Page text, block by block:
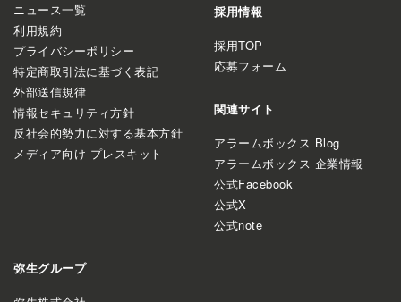
ニュース一覧
利用規約
プライバシーポリシー
特定商取引法に基づく表記
外部送信規律
情報セキュリティ方針
反社会的勢力に対する基本方針
メディア向け プレスキット
採用情報
採用TOP
応募フォーム
関連サイト
アラームボックス Blog
アラームボックス 企業情報
公式Facebook
公式X
公式note
弥生グループ